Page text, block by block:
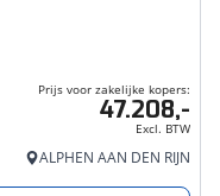
Prijs voor zakelijke kopers:
47.208,-
Excl. BTW
ALPHEN AAN DEN RIJN